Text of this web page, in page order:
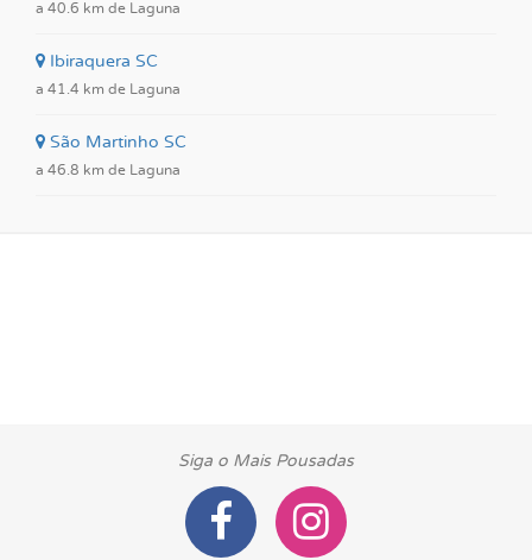
a 40.6 km de Laguna
Ibiraquera SC
a 41.4 km de Laguna
São Martinho SC
a 46.8 km de Laguna
Siga o Mais Pousadas